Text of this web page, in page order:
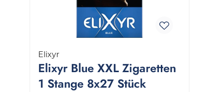
Elixyr
Elixyr Blue XXL Zigaretten
1 Stange 8x27 Stück